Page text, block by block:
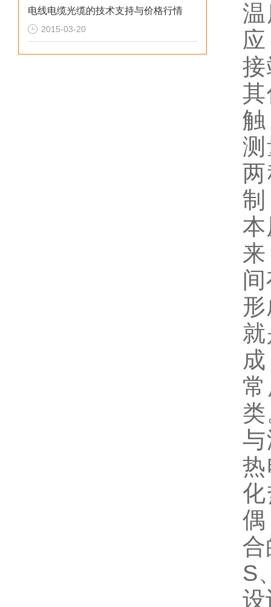
电线电缆光缆的技术支持与价格行情
2015-03-20
触
S
设